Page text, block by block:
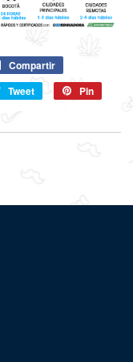
Compartir
en
Facebook
Tweet
CompartirPin